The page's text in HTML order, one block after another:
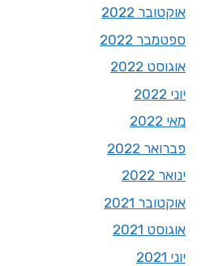
אוקטובר 2022
ספטמבר 2022
אוגוסט 2022
יוני 2022
מאי 2022
פברואר 2022
ינואר 2022
אוקטובר 2021
אוגוסט 2021
יוני 2021